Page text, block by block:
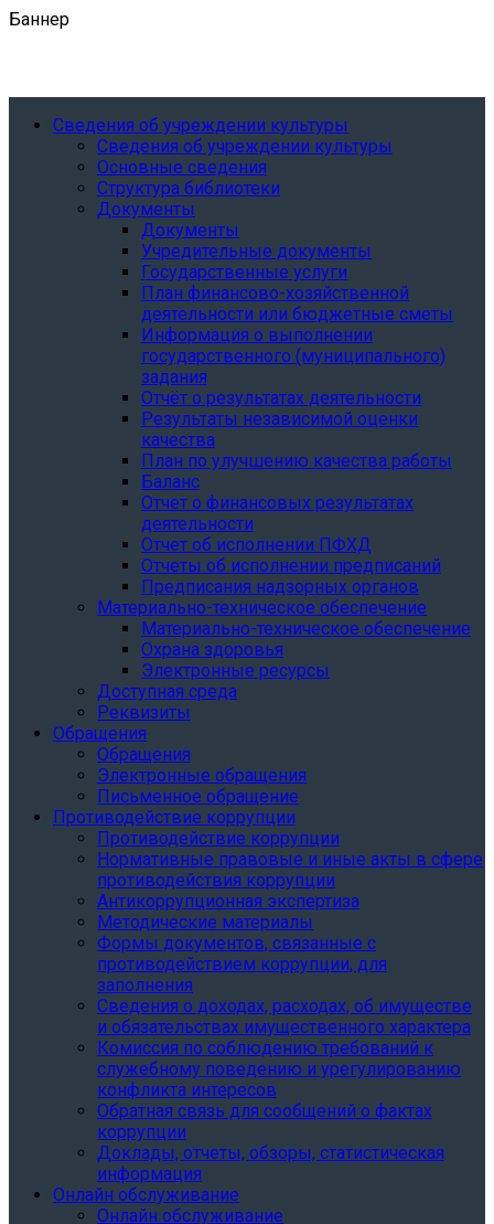
Баннер
Сведения об учреждении культуры
Сведения об учреждении культуры
Основные сведения
Структура библиотеки
Документы
Документы
Учредительные документы
Государственные услуги
План финансово-хозяйственной
деятельности или бюджетные сметы
Информация о выполнении
государственного (муниципального)
задания
Отчёт о результатах деятельности
Результаты независимой оценки
качества
План по улучшению качества работы
Баланс
Отчет о финансовых результатах
деятельности
Отчет об исполнении ПФХД
Отчеты об исполнении предписаний
Предписания надзорных органов
Материально-техническое обеспечение
Материально-техническое обеспечение
Охрана здоровья
Электронные ресурсы
Доступная среда
Реквизиты
Обращения
Обращения
Электронные обращения
Письменное обращение
Противодействие коррупции
Противодействие коррупции
Нормативные правовые и иные акты в сфере
противодействия коррупции
Антикоррупционная экспертиза
Методические материалы
Формы документов, связанные с
противодействием коррупции, для
заполнения
Сведения о доходах, расходах, об имуществе
и обязательствах имущественного характера
Комиссия по соблюдению требований к
служебному поведению и урегулированию
конфликта интересов
Обратная связь для сообщений о фактах
коррупции
Доклады, отчеты, обзоры, статистическая
информация
Онлайн обслуживание
Онлайн обслуживание